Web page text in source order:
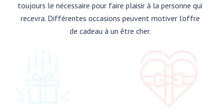
toujours le nécessaire pour faire plaisir à la personne qui
recevra. Différentes occasions peuvent motiver l’offre
de cadeau à un être cher.